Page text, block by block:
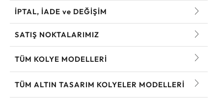
İPTAL, İADE ve DEĞİŞİM
SATIŞ NOKTALARIMIZ
TÜM KOLYE MODELLERI
TÜM ALTIN TASARIM KOLYELER MODELLERI